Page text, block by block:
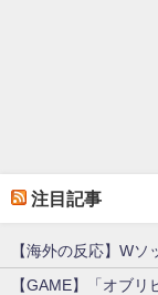
注目記事
【海外の反応】Wソ
【GAME】「オブリ